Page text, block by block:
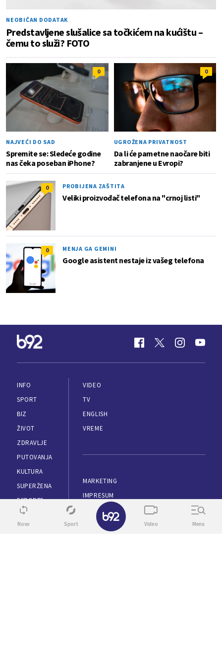
NEOBIČAN DODATAK
Predstavljene slušalice sa točkićem na kućištu –
čemu to služi? FOTO
0
NAJVEĆI DO SAD
Spremite se: Sledeće godine
nas čeka poseban iPhone?
0
UGROŽENA PRIVATNOST
Da li će pametne naočare biti
zabranjene u Evropi?
0 PROBIJENA ZAŠTITA
Veliki proizvođač telefona na "crnoj listi"
0 MENJA GA GEMINI
Google asistent nestaje iz vašeg telefona
INFO
SPORT
BIZ
ŽIVOT
ZDRAVLJE
PUTOVANJA
KULTURA
SUPERŽENA
ESPORTS
TEHNOPOLIS
VIDEO
TV
ENGLISH
VREME
MARKETING
IMPRESUM
PRAVILA KORIŠĆENJA
POLITIKA PRIVATNOSTI
Novo Sport Video Menu
✕